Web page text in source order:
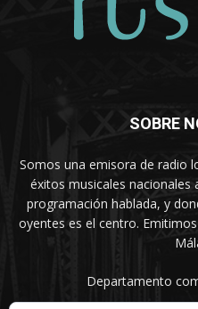
SOBRE
Somos una emisora de radio
éxitos musicales
programación hablada, y
oyentes es el centro.
Departamento